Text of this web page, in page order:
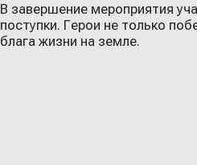
В завершение мероприятия
поступки. Герои не только
блага жизни на земле.